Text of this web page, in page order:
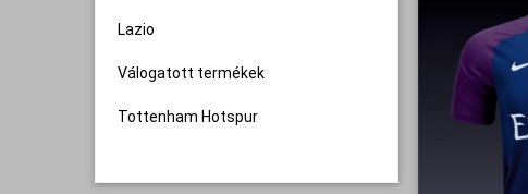
Lazio
Válogatott termékek
Tottenham Hotspur